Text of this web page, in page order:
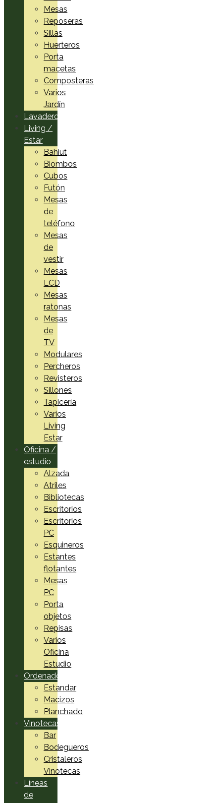
Mesas
Reposeras
Sillas
Huerteros
Porta
macetas
Composteras
Varios
Jardín
Lavadero
Living /
Estar
Bahiut
Biombos
Cubos
Futón
Mesas
de
teléfono
Mesas
de
vestir
Mesas
LCD
Mesas
ratonas
Mesas
de
TV
Modulares
Percheros
Revisteros
Sillones
Tapicería
Varios
Living
Estar
Oficina /
estudio
Alzada
Atriles
Bibliotecas
Escritorios
Escritorios
PC
Esquineros
Estantes
flotantes
Mesas
PC
Porta
objetos
Repisas
Varios
Oficina
Estudio
Ordenadores
Estandar
Macizos
Planchado
Vinotecas
Bar
Bodegueros
Cristaleros
Vinotecas
Líneas
de